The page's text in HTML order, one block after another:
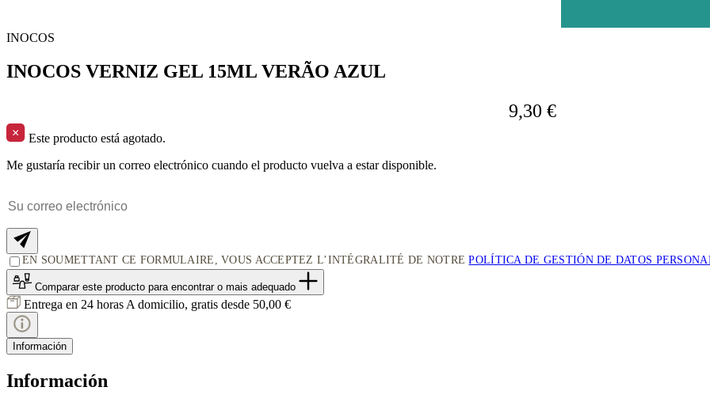
INOCOS
INOCOS VERNIZ GEL 15ML VERÃO AZUL
9,30 €
Este producto está agotado.
Me gustaría recibir un correo electrónico cuando el producto vuelva a estar disponible.
EN SOUMETTANT CE FORMULAIRE, VOUS ACCEPTEZ L’INTÉGRALITÉ DE NOTREPOLÍTICA DE GESTIÓN DE DATOS
Comparar este producto para encontrar o mais adequado
Entrega en 24 horas A domicilio, gratis desde 50,00 €
Información
Información